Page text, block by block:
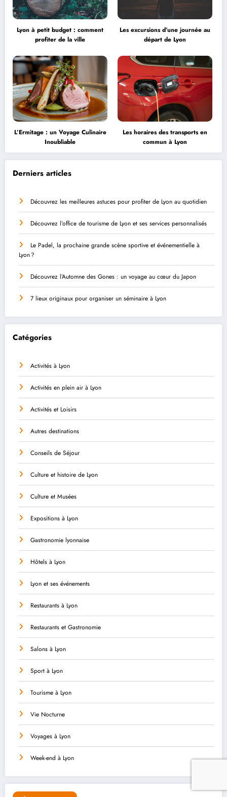
Lyon à petit budget : comment
profiter de la ville
Les excursions d’une journée au
départ de Lyon
L’Ermitage : un Voyage Culinaire
Inoubliable
Les horaires des transports en
commun à Lyon
Derniers articles
Découvrez les meilleures astuces pour profiter de Lyon au quotidien
Découvrez l’office de tourisme de Lyon et ses services personnalisés
Le Padel, la prochaine grande scène sportive et événementielle à
Lyon ?
Découvrez l’Automne des Gones : un voyage au cœur du Japon
7 lieux originaux pour organiser un séminaire à Lyon
Catégories
Activités à Lyon
Activités en plein air à Lyon
Activités et Loisirs
Autres destinations
Conseils de Séjour
Culture et histoire de Lyon
Culture et Musées
Expositions à Lyon
Gastronomie lyonnaise
Hôtels à Lyon
Lyon et ses événements
Restaurants à Lyon
Restaurants et Gastronomie
Salons à Lyon
Sport à Lyon
Tourisme à Lyon
Vie Nocturne
Voyages à Lyon
Week-end à Lyon